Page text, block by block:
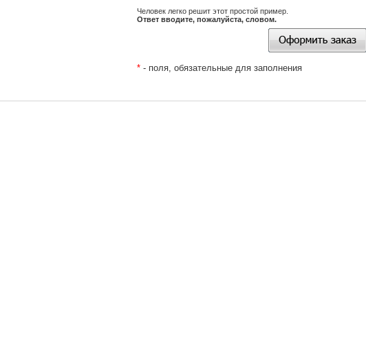
Человек легко решит этот простой пример.
Ответ вводите, пожалуйста, словом.
* - поля, обязательные для заполнения